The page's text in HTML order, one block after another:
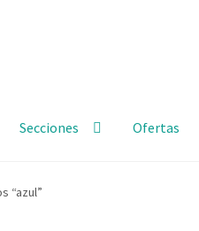
Secciones Ofertas
“azul”